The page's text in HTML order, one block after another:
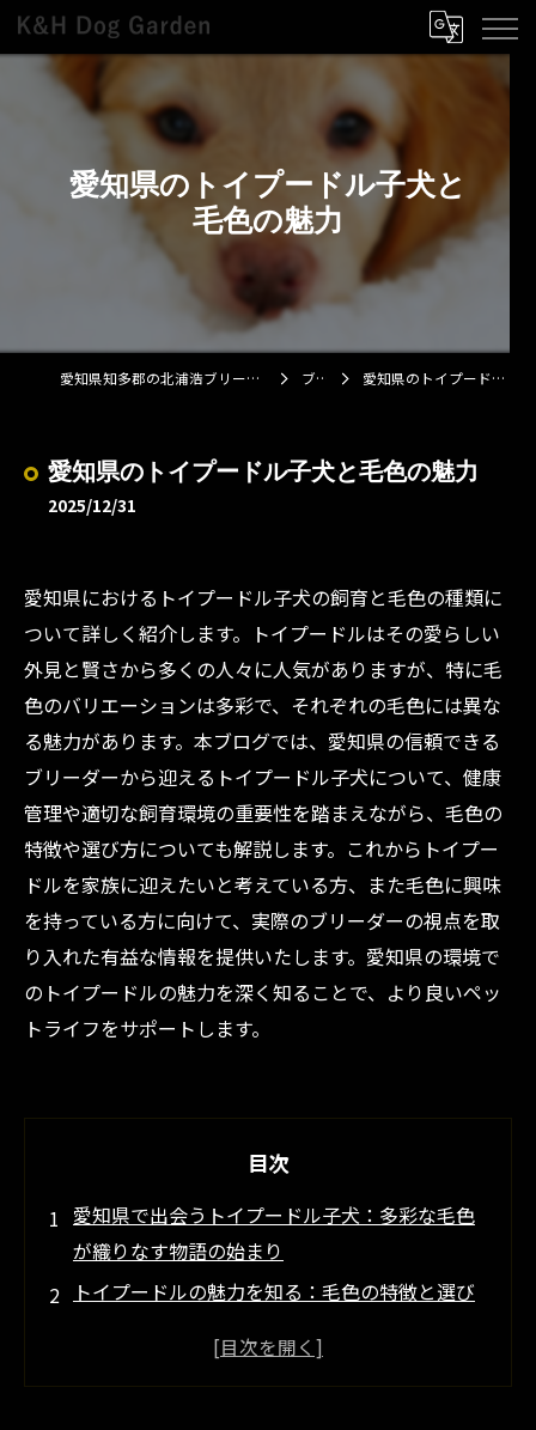
愛知県のトイプードル子犬と
毛色の魅力
愛知県知多郡の北浦浩ブリーダーならK&H Dog Garden ブログ 愛知県のトイプードル子犬と毛色の魅力
愛知県のトイプードル子犬と毛色の魅力
2025/12/31
愛知県におけるトイプードル子犬の飼育と毛色の種類に
ついて詳しく紹介します。トイプードルはその愛らしい
外見と賢さから多くの人々に人気がありますが、特に毛
色のバリエーションは多彩で、それぞれの毛色には異な
る魅力があります。本ブログでは、愛知県の信頼できる
ブリーダーから迎えるトイプードル子犬について、健康
管理や適切な飼育環境の重要性を踏まえながら、毛色の
特徴や選び方についても解説します。これからトイプー
ドルを家族に迎えたいと考えている方、また毛色に興味
を持っている方に向けて、実際のブリーダーの視点を取
り入れた有益な情報を提供いたします。愛知県の環境で
のトイプードルの魅力を深く知ることで、より良いペッ
トライフをサポートします。
目次
愛知県で出会うトイプードル子犬：多彩な毛色
が織りなす物語の始まり
トイプードルの魅力を知る：毛色の特徴と選び
健康管理と飼育環境の重要性：愛知県でトイプ